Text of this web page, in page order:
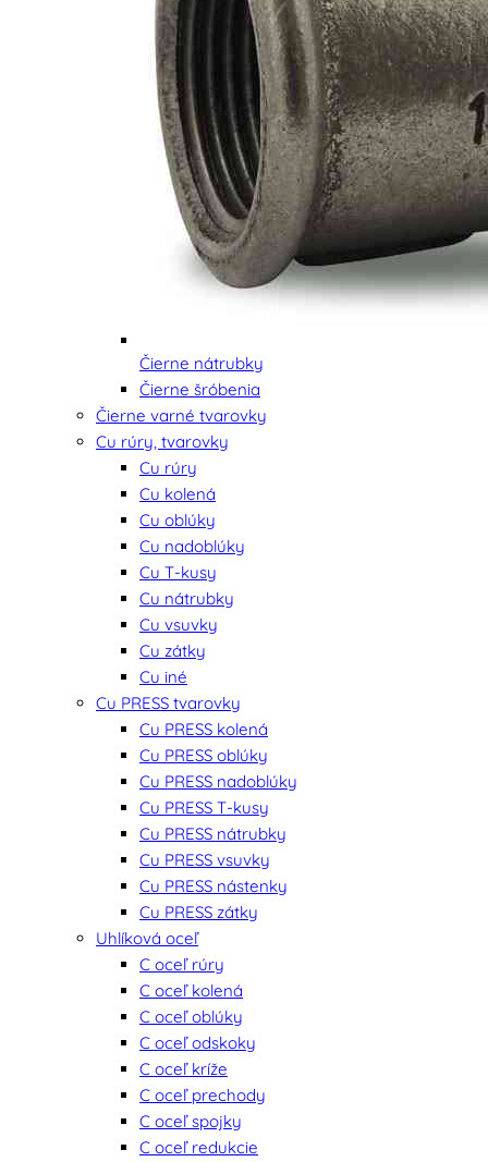
Čierne nátrubky
Čierne šróbenia
Čierne varné tvarovky
Cu rúry, tvarovky
Cu rúry
Cu kolená
Cu oblúky
Cu nadoblúky
Cu T-kusy
Cu nátrubky
Cu vsuvky
Cu zátky
Cu iné
Cu PRESS tvarovky
Cu PRESS kolená
Cu PRESS oblúky
Cu PRESS nadoblúky
Cu PRESS T-kusy
Cu PRESS nátrubky
Cu PRESS vsuvky
Cu PRESS nástenky
Cu PRESS zátky
Uhlíková oceľ
C oceľ rúry
C oceľ kolená
C oceľ oblúky
C oceľ odskoky
C oceľ kríže
C oceľ prechody
C oceľ spojky
C oceľ redukcie